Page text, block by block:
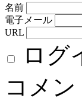
名前
電子メール
URL
ログ
コメ